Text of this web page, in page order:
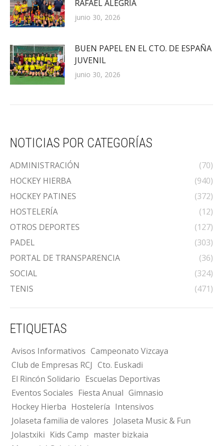
RAFAEL ALEGRIA
junio 30, 2026
BUEN PAPEL EN EL CTO. DE ESPAÑA
JUVENIL
junio 30, 2026
NOTICIAS POR CATEGORÍAS
ADMINISTRACIÓN
(70)
HOCKEY HIERBA
(940)
HOCKEY PATINES
(372)
HOSTELERÍA
(12)
OTROS DEPORTES
(127)
PADEL
(303)
PORTAL DE TRANSPARENCIA
(36)
SOCIAL
(324)
TENIS
(471)
ETIQUETAS
Avisos Informativos Campeonato Vizcaya
Club de Empresas RCJ Cto. Euskadi
El Rincón Solidario Escuelas Deportivas
Eventos Sociales Fiesta Anual Gimnasio
Hockey Hierba Hostelería Intensivos
Jolaseta familia de valores Jolaseta Music & Fun
Jolastxiki Kids Camp master bizkaia